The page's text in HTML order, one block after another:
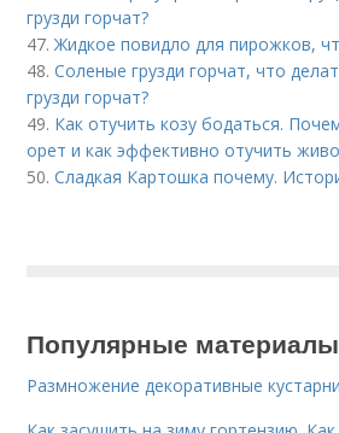
грузди горчат?
47.Жидкое повидло для пирожков,
48.Соленые грузди горчат, что
грузди горчат?
49. Как отучить козу бодаться.
орет и как эффективно отучить
50.Сладкая Картошка почему.
Популярные материалы
Размножение декоративные